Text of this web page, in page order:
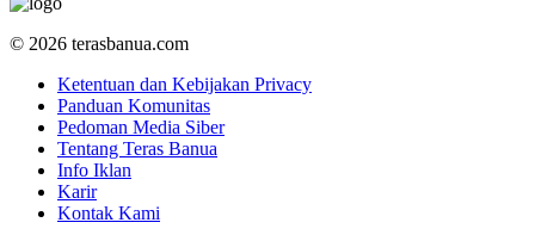
© 2026 terasbanua.com
Ketentuan dan Kebijakan Privacy
Panduan Komunitas
Pedoman Media Siber
Tentang Teras Banua
Info Iklan
Karir
Kontak Kami